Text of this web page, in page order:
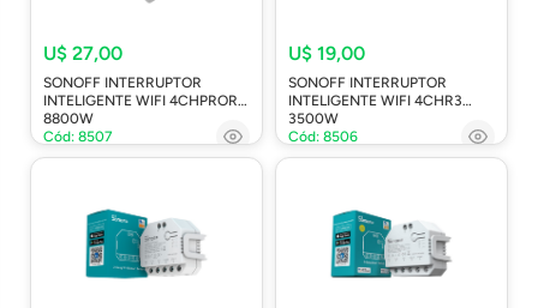
U$ 27,00
SONOFF INTERRUPTOR
INTELIGENTE WIFI 4CHPROR3
8800W
Cód: 8507
U$ 19,00
SONOFF INTERRUPTOR
INTELIGENTE WIFI 4CHR3
3500W
Cód: 8506